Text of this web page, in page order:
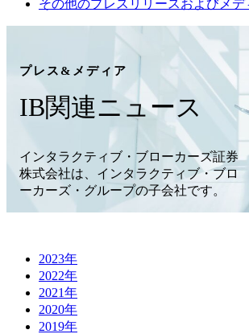
その他のプレスリリースおよびメデ
プレス&メディア
IB関連ニュース
インタラクティブ・ブローカーズ証券
株式会社は、インタラクティブ・ブロ
ーカーズ・グループの子会社です。
2023年
2022年
2021年
2020年
2019年